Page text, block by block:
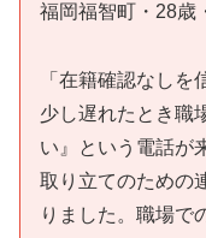
福岡福智町・28歳
「在籍確認なし
少し遅れたとき職
い』という電話が
取り立てのための
りました。職場で